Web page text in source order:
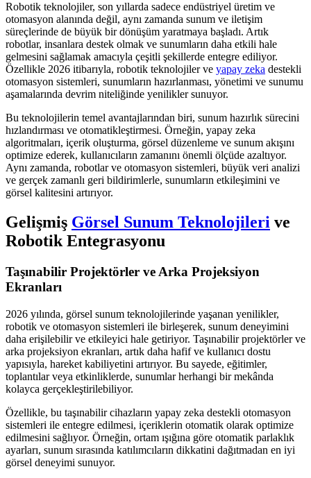
Robotik teknolojiler, son yıllarda sadece endüstriyel üretim ve
otomasyon alanında değil, aynı zamanda sunum ve iletişim
süreçlerinde de büyük bir dönüşüm yaratmaya başladı. Artık
robotlar, insanlara destek olmak ve sunumların daha etkili hale
gelmesini sağlamak amacıyla çeşitli şekillerde entegre ediliyor.
Özellikle 2026 itibarıyla, robotik teknolojiler ve yapay zeka destekli
otomasyon sistemleri, sunumların hazırlanması, yönetimi ve sunumu
aşamalarında devrim niteliğinde yenilikler sunuyor.
Bu teknolojilerin temel avantajlarından biri, sunum hazırlık sürecini
hızlandırması ve otomatikleştirmesi. Örneğin, yapay zeka
algoritmaları, içerik oluşturma, görsel düzenleme ve sunum akışını
optimize ederek, kullanıcıların zamanını önemli ölçüde azaltıyor.
Aynı zamanda, robotlar ve otomasyon sistemleri, büyük veri analizi
ve gerçek zamanlı geri bildirimlerle, sunumların etkileşimini ve
görsel kalitesini artırıyor.
Gelişmiş Görsel Sunum Teknolojileri ve
Robotik Entegrasyonu
Taşınabilir Projektörler ve Arka Projeksiyon
Ekranları
2026 yılında, görsel sunum teknolojilerinde yaşanan yenilikler,
robotik ve otomasyon sistemleri ile birleşerek, sunum deneyimini
daha erişilebilir ve etkileyici hale getiriyor. Taşınabilir projektörler ve
arka projeksiyon ekranları, artık daha hafif ve kullanıcı dostu
yapısıyla, hareket kabiliyetini artırıyor. Bu sayede, eğitimler,
toplantılar veya etkinliklerde, sunumlar herhangi bir mekânda
kolayca gerçekleştirilebiliyor.
Özellikle, bu taşınabilir cihazların yapay zeka destekli otomasyon
sistemleri ile entegre edilmesi, içeriklerin otomatik olarak optimize
edilmesini sağlıyor. Örneğin, ortam ışığına göre otomatik parlaklık
ayarları, sunum sırasında katılımcıların dikkatini dağıtmadan en iyi
görsel deneyimi sunuyor.